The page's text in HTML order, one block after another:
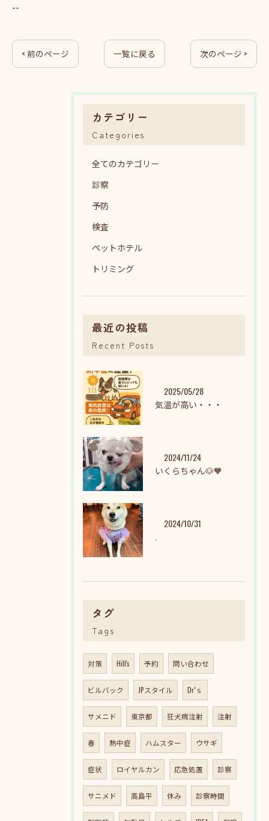
--
< 前のページ 一覧に戻る 次のページ >
カテゴリー
Categories
全てのカテゴリー
診察
予防
検査
ペットホテル
トリミング
最近の投稿
Recent Posts
2025/05/28
気温が高い・・・
2024/11/24
いくらちゃん🐶🧡
2024/10/31
タグ
Tags
対策 Hill's 予約 問い合わせ
ビルバック JPスタイル Dr’ｓ
サメニド 東京都 狂犬病注射 注射
春 熱中症 ハムスター ウサギ
症状 ロイヤルカン 応急処置 診察
サニメド 高島平 休み 診察時間